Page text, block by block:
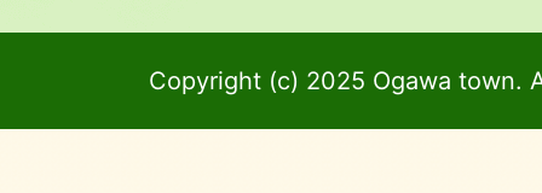
Copyright (c) 2025 Ogawa town.